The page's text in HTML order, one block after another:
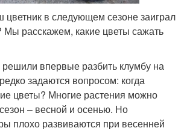
цветник в следующем сезоне заиграл
Мы расскажем, какие цветы сажать
впервые разбить клумбу на
задаются вопросом: когда
цветы? Многие растения можно
– весной и осенью. Но
плохо развиваются при весенней